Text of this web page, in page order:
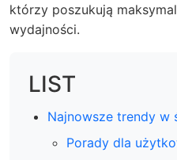
którzy poszukują
wydajności.
LIST
Najnowsze trendy w
Porady dla